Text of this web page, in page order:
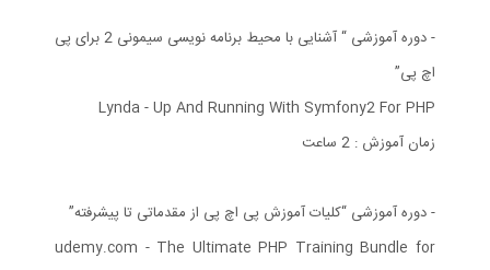
- دوره آموزشی “ آشنایی با محیط برنامه نویسی سیمونی 2 برای پی
اچ پی”
Lynda - Up And Running With Symfony2 For PHP
زمان آموزش : 2 ساعت
- دوره آموزشی “کلیات آموزش پی اچ پی از مقدماتی تا پیشرفته”
udemy.com - The Ultimate PHP Training Bundle for